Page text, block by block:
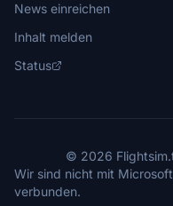
News einreichen
Inhalt melden
Status
© 2026
Wir sind nicht mit
verbunden.